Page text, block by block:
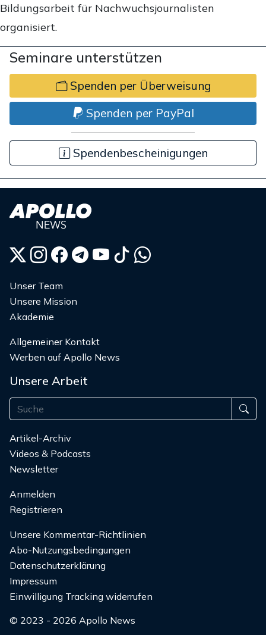
Bildungsarbeit für Nachwuchsjournalisten
organisiert.
Seminare unterstützen
Spenden per Überweisung
Spenden per PayPal
Spendenbescheinigungen
Unser Team
Unsere Mission
Akademie
Allgemeiner Kontakt
Werben auf Apollo News
Unsere Arbeit
Artikel-Archiv
Videos & Podcasts
Newsletter
Anmelden
Registrieren
Unsere Kommentar-Richtlinien
Abo-Nutzungsbedingungen
Datenschutzerklärung
Impressum
Einwilligung Tracking widerrufen
© 2023 - 2026 Apollo News